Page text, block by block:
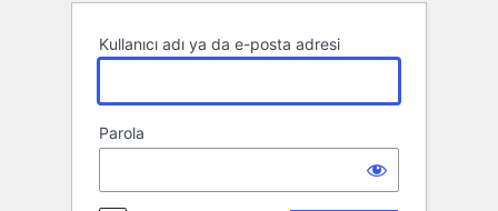
Kullanıcı adı ya da e-posta adresi
Parola